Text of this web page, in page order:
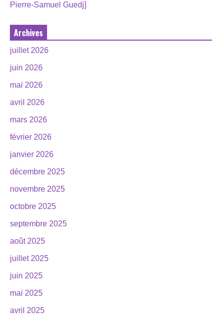
Pierre-Samuel Guedj]
Archives
juillet 2026
juin 2026
mai 2026
avril 2026
mars 2026
février 2026
janvier 2026
décembre 2025
novembre 2025
octobre 2025
septembre 2025
août 2025
juillet 2025
juin 2025
mai 2025
avril 2025